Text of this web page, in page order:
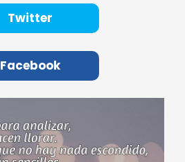
Twitter
Facebook